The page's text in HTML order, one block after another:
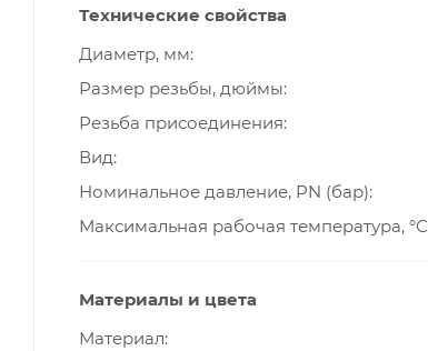
Технические свойства
Диаметр, мм
Размер резьбы, дюймы
Резьба присоединения
Вид
Номинальное давление, PN (бар)
Максимальная рабочая температура, °С
Материалы и цвета
Материал